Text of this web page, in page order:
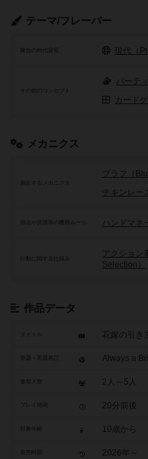
テーマ/フレーバー
舞台の時代背景 現代（
その他のコンセプト
パーテ
カード
メカニクス
頻出するメカニクス
ブラフ（
チキンレー
ハンドマネ
行動に関する仕組み
アクショ
Selection）
作品データ
タイトル 花嫁の引き
Always a
参加人数 2人～5人
20分前後
10歳から
2026年～